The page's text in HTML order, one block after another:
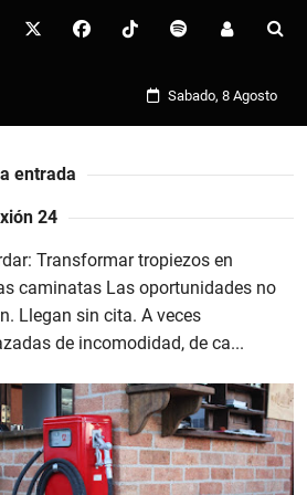
Sabado, 8 Agosto
entrada
24
Transformar tropiezos en
caminatas Las oportunidades no
Llegan sin cita. A veces
de incomodidad, de ca...